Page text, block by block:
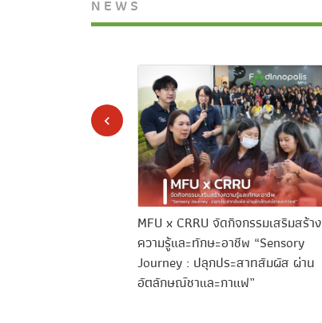
NEWS
MFU x CRRU จัดกิจกรรมเสริมสร้าง
ความรู้และทักษะอาชีพ “Sensory
Journey : ปลุกประสาทสัมผัส ผ่าน
อัตลักษณ์ชาและกาแฟ”